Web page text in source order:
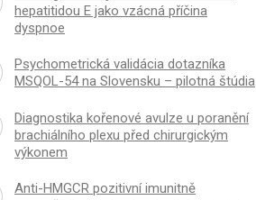
hepatitidou E jako vzácná příčina
dyspnoe
Psychometrická validácia dotazníka
MSQOL-54 na Slovensku – pilotná štúdia
Diagnostika kořenové avulze u poranění
brachiálního plexu před chirurgickým
výkonem
Anti-HMGCR pozitivní imunitně